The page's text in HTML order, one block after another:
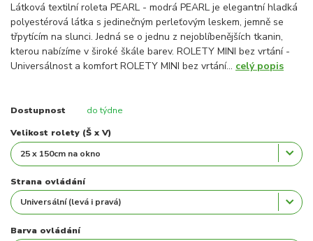
Látková textilní roleta PEARL - modrá PEARL je elegantní hladká
polyestérová látka s jedinečným perleťovým leskem, jemně se
třpytícím na slunci. Jedná se o jednu z nejoblíbenějších tkanin,
kterou nabízíme v široké škále barev. ROLETY MINI bez vrtání -
Universálnost a komfort ROLETY MINI bez vrtání... celý popis
Dostupnost do týdne
Velikost rolety (Š x V)
Strana ovládání
Barva ovládání